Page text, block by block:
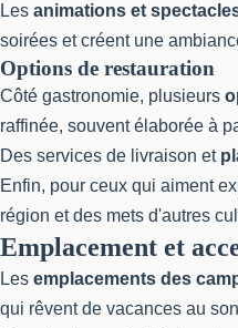
Les animations et
soirées et créent une
Options de restauration
Côté gastronomie, plusieurs
raffinée, souvent élaborée à
Des services de livraison et
Enfin, pour ceux qui aiment
région et des mets d'autres
Emplacement et
Les emplacements des
qui rêvent de vacances au